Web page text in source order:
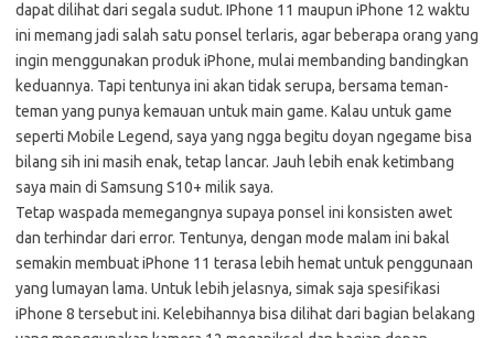
dapat dilihat dari segala sudut. IPhone 11 maupun iPhone 12 waktu
ini memang jadi salah satu ponsel terlaris, agar beberapa orang yang
ingin menggunakan produk iPhone, mulai membanding bandingkan
keduannya. Tapi tentunya ini akan tidak serupa, bersama teman-
teman yang punya kemauan untuk main game. Kalau untuk game
seperti Mobile Legend, saya yang ngga begitu doyan ngegame bisa
bilang sih ini masih enak, tetap lancar. Jauh lebih enak ketimbang
saya main di Samsung S10+ milik saya.
Tetap waspada memegangnya supaya ponsel ini konsisten awet
dan terhindar dari error. Tentunya, dengan mode malam ini bakal
semakin membuat iPhone 11 terasa lebih hemat untuk penggunaan
yang lumayan lama. Untuk lebih jelasnya, simak saja spesifikasi
iPhone 8 tersebut ini. Kelebihannya bisa dilihat dari bagian belakang